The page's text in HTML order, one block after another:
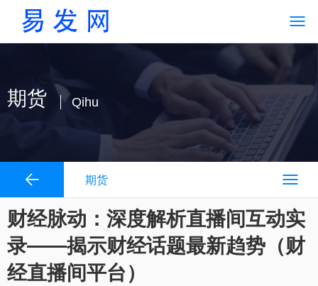
期货 Qihu
期货
财经脉动：深度解析直播间互动实
录——揭示财经话题最新趋势（财
经直播间平台）